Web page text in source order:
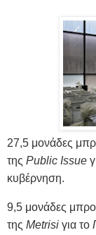
27,5 μονάδες
της Public Issue
κυβέρνηση.
9,5 μονάδες
της Metrisi για το